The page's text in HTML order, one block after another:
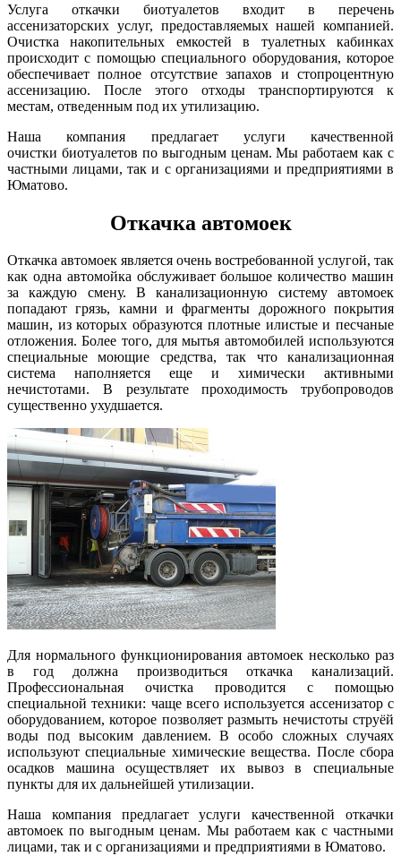
Услуга откачки биотуалетов входит в перечень
ассенизаторских услуг, предоставляемых нашей компанией.
Очистка накопительных емкостей в туалетных кабинках
происходит с помощью специального оборудования, которое
обеспечивает полное отсутствие запахов и стопроцентную
ассенизацию. После этого отходы транспортируются к
местам, отведенным под их утилизацию.
Наша компания предлагает услуги качественной
очистки биотуалетов по выгодным ценам. Мы работаем как с
частными лицами, так и с организациями и предприятиями в
Юматово.
Откачка автомоек
Откачка автомоек является очень востребованной услугой, так
как одна автомойка обслуживает большое количество машин
за каждую смену. В канализационную систему автомоек
попадают грязь, камни и фрагменты дорожного покрытия
машин, из которых образуются плотные илистые и песчаные
отложения. Более того, для мытья автомобилей используются
специальные моющие средства, так что канализационная
система наполняется еще и химически активными
нечистотами. В результате проходимость трубопроводов
существенно ухудшается.
Для нормального функционирования автомоек несколько раз
в год должна производиться откачка канализаций.
Профессиональная очистка проводится с помощью
специальной техники: чаще всего используется ассенизатор с
оборудованием, которое позволяет размыть нечистоты струёй
воды под высоким давлением. В особо сложных случаях
используют специальные химические вещества. После сбора
осадков машина осуществляет их вывоз в специальные
пункты для их дальнейшей утилизации.
Наша компания предлагает услуги качественной откачки
автомоек по выгодным ценам. Мы работаем как с частными
лицами, так и с организациями и предприятиями в Юматово.